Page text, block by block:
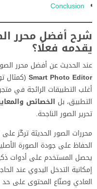
Conclusion
شرح أفضل محرر
يقدمه فعلًا؟
عند الحديث عن أفضل محرر
Smart Photo Editor (كمثال
التطبيق، بل الخصائص
تحرير الصور الناجحة.
محررات الصور الحديثة تركّز
الحفاظ على جودة الصورة
يحصل المستخدم على أدوات ذكية
إمكانية التدخل اليدوي عند
العادي وصنّاع المحتوى على